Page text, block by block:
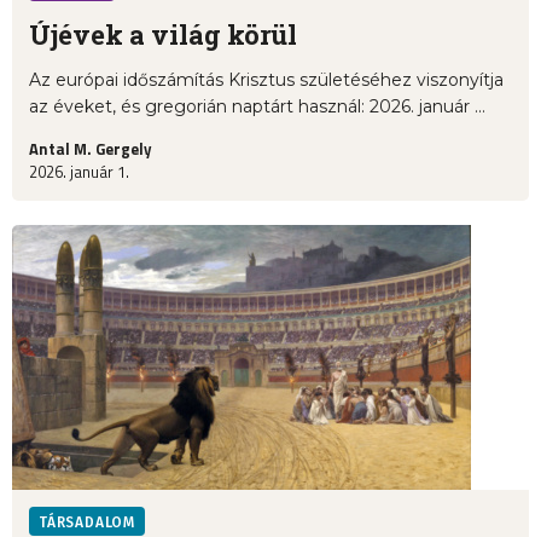
Újévek a világ körül
Az európai időszámítás Krisztus születéséhez viszonyítja
az éveket, és gregorián naptárt használ: 2026. január ...
Antal M. Gergely
2026. január 1.
TÁRSADALOM